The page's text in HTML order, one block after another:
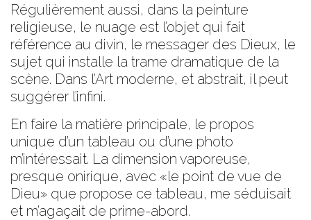
Régulièrement aussi, dans la peinture
religieuse, le nuage est l’objet qui fait
référence au divin, le messager des Dieux, le
sujet qui installe la trame dramatique de la
scène. Dans l’Art moderne, et abstrait, il peut
suggérer l’infini.
En faire la matière principale, le propos
unique d’un tableau ou d’une photo
m’intéressait. La dimension vaporeuse,
presque onirique, avec «le point de vue de
Dieu» que propose ce tableau, me séduisait
et m’agaçait de prime-abord.